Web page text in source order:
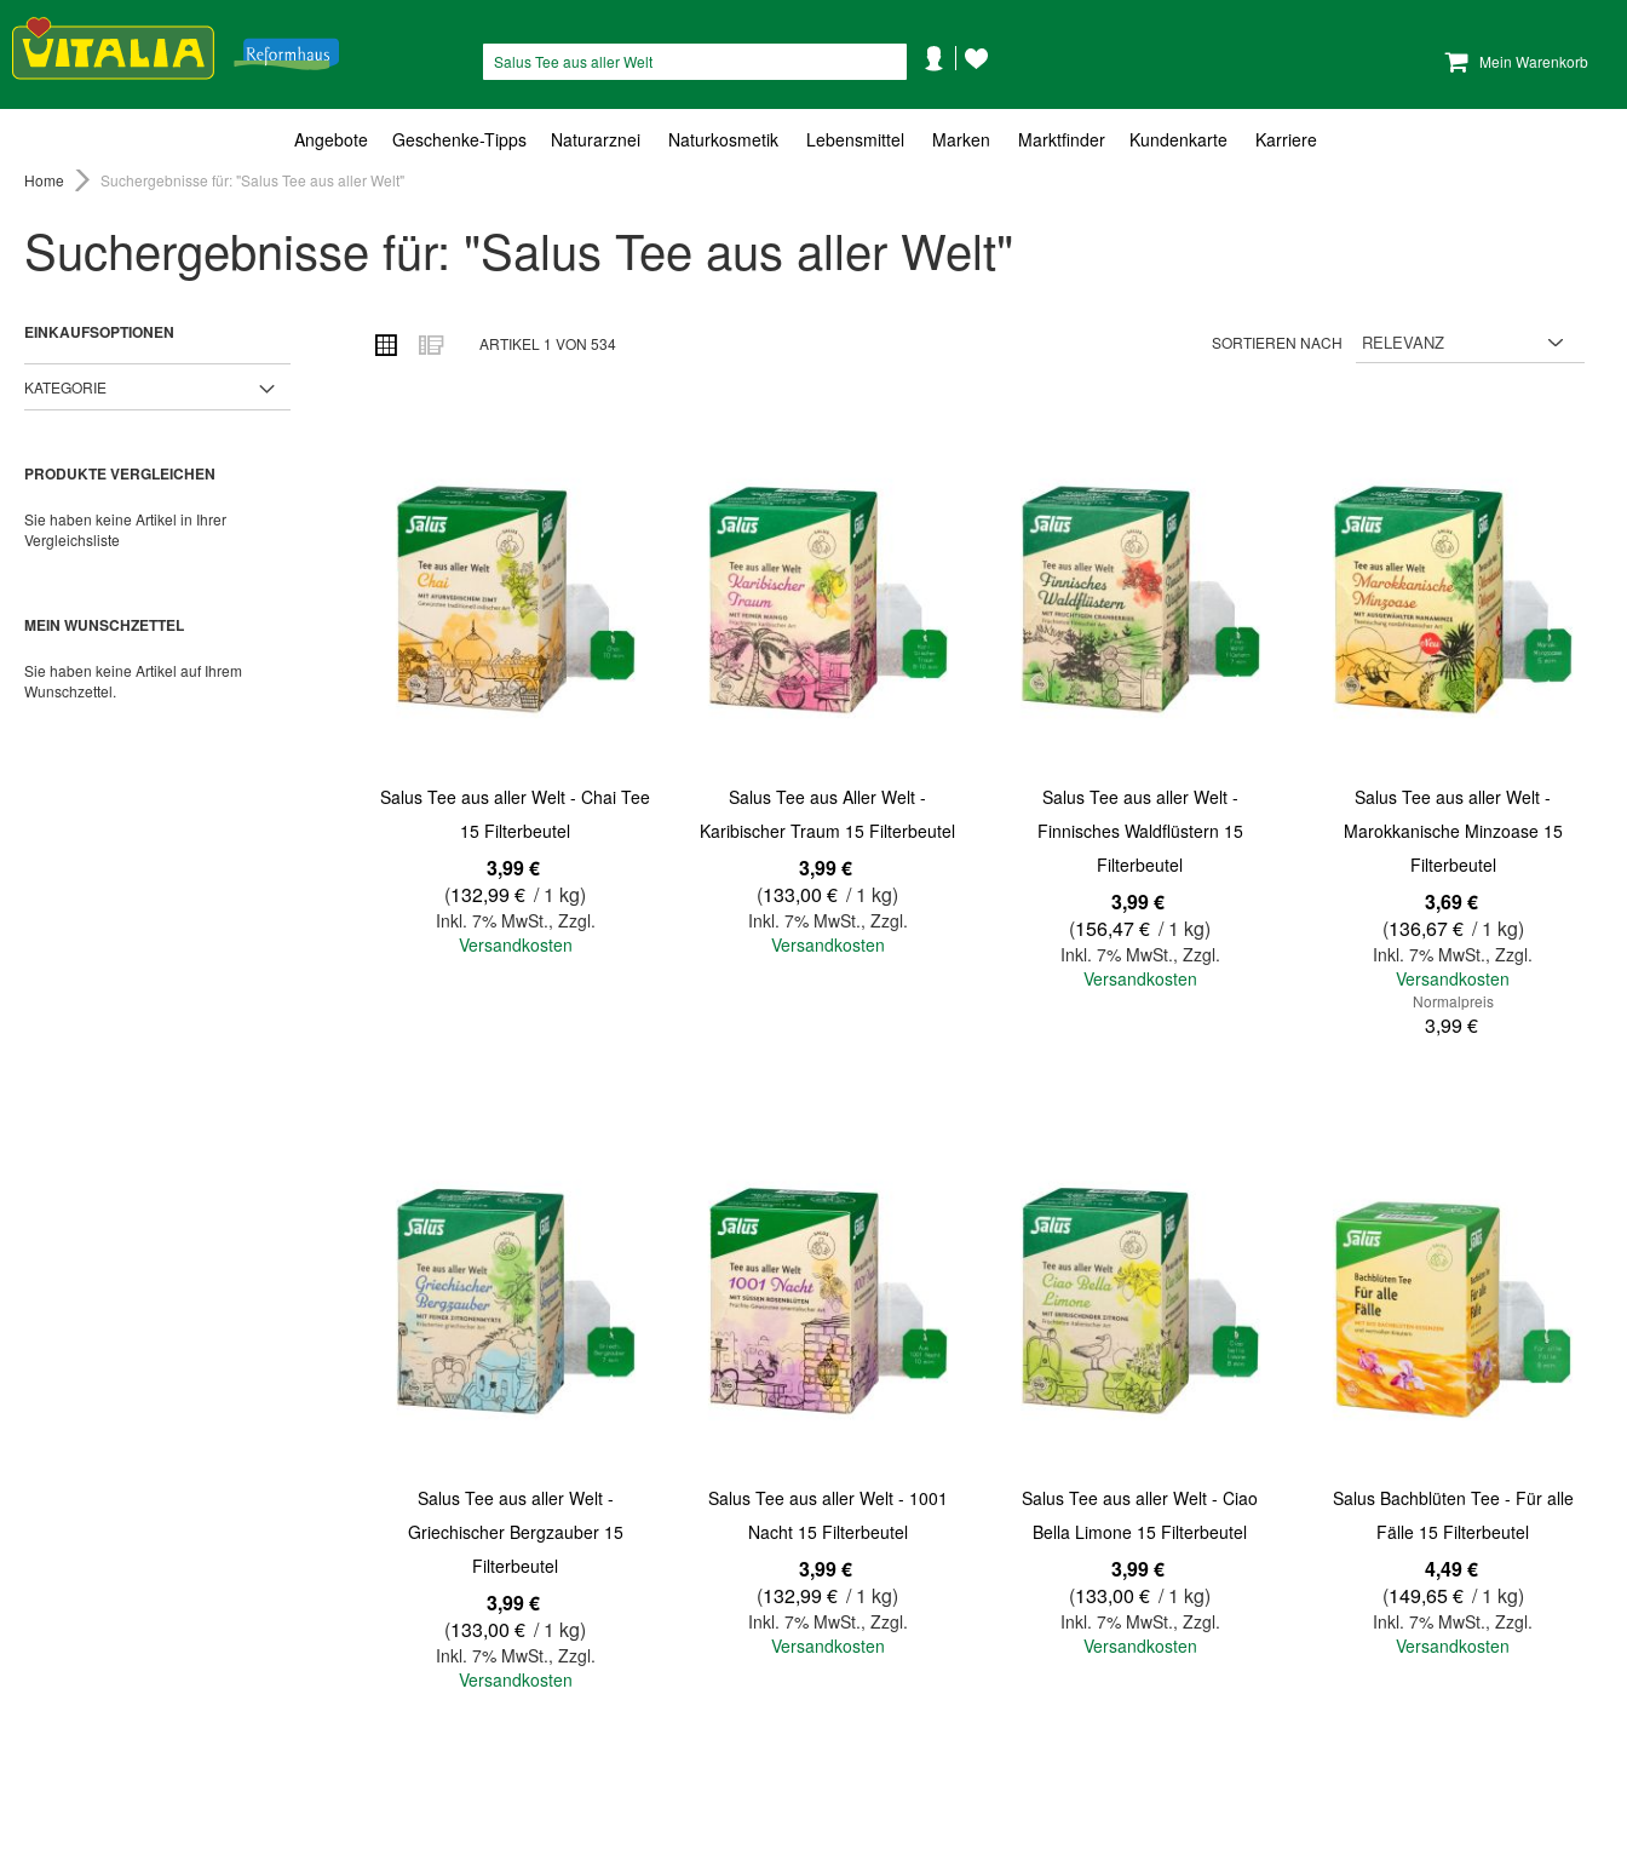
Mein Warenkorb
KontoWunschzettel
Angebote Geschenke-Tipps Naturarznei Naturkosmetik Lebensmittel Marken Marktfinder Kundenkarte Karriere
Home Suchergebnisse für: "Salus Tee aus aller Welt"
Suchergebnisse für: "Salus Tee aus aller Welt"
ANSICHT
ALS
Raster ListeARTIKEL 1 VON 534 SORTIEREN NACH
Salus Tee aus aller Welt - Chai Tee
15 Filterbeutel
3,99 €
(132,99 € / 1 kg)
Inkl. 7% MwSt., Zzgl.
Versandkosten
Quickview
Salus Tee aus Aller Welt -
Karibischer Traum 15 Filterbeutel
3,99 €
(133,00 € / 1 kg)
Inkl. 7% MwSt., Zzgl.
Versandkosten
Quickview
Salus Tee aus aller Welt -
Finnisches Waldflüstern 15
Filterbeutel
3,99 €
(156,47 € / 1 kg)
Inkl. 7% MwSt., Zzgl.
Versandkosten
Quickview
Salus Tee aus aller Welt -
Marokkanische Minzoase 15
Filterbeutel
3,69 €
(136,67 € / 1 kg)
Inkl. 7% MwSt.,Zzgl.
Versandkosten
Normalpreis
3,99 €
Salus Tee aus aller Welt -
Griechischer Bergzauber 15
Filterbeutel
3,99 €
(133,00 € / 1 kg)
Inkl. 7% MwSt., Zzgl.
Versandkosten
Salus Tee aus aller Welt - 1001
Nacht 15 Filterbeutel
3,99 €
(132,99 € / 1 kg)
Inkl. 7% MwSt., Zzgl.
Versandkosten
Salus Tee aus aller Welt - Ciao
Bella Limone 15 Filterbeutel
3,99 €
(133,00 € / 1 kg)
Inkl. 7% MwSt., Zzgl.
Versandkosten
Salus Bachblüten Tee - Für alle
Fälle 15 Filterbeutel
4,49 €
(149,65 € / 1 kg)
Inkl. 7% MwSt.,Zzgl.
Versandkosten
EINKAUFSOPTIONEN
KATEGORIE
PRODUKTE VERGLEICHEN
Sie haben keine Artikel in Ihrer
Vergleichsliste
MEIN WUNSCHZETTEL
Sie haben keine Artikel auf Ihrem
Wunschzettel.